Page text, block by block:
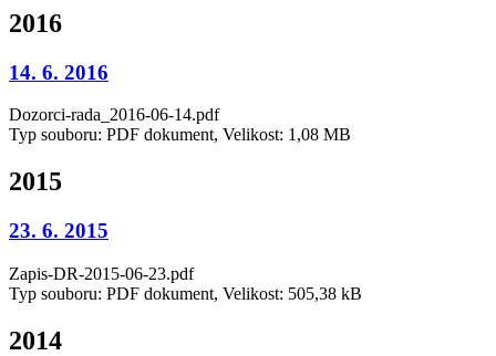
2016
14. 6. 2016
Dozorci-rada_2016-06-14.pdf
Typ souboru: PDF dokument, Velikost: 1,08 MB
2015
23. 6. 2015
Zapis-DR-2015-06-23.pdf
Typ souboru: PDF dokument, Velikost: 505,38 kB
2014